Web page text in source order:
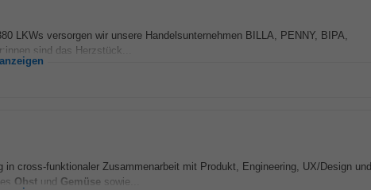
LKWs versorgen wir unsere Handelsunternehmen BILLA, PENNY, BIPA,
sind das Herzstück...
cross-funktionaler Zusammenarbeit mit Produkt, Engineering, UX/Design und
Obst und Gemüse sowie...